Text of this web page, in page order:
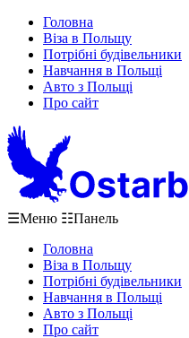
Головна
Віза в Польщу
Потрібні будівельники
Навчання в Польщі
Авто з Польщі
Про сайт
☰Меню ☷Панель
Головна
Віза в Польщу
Потрібні будівельники
Навчання в Польщі
Авто з Польщі
Про сайт